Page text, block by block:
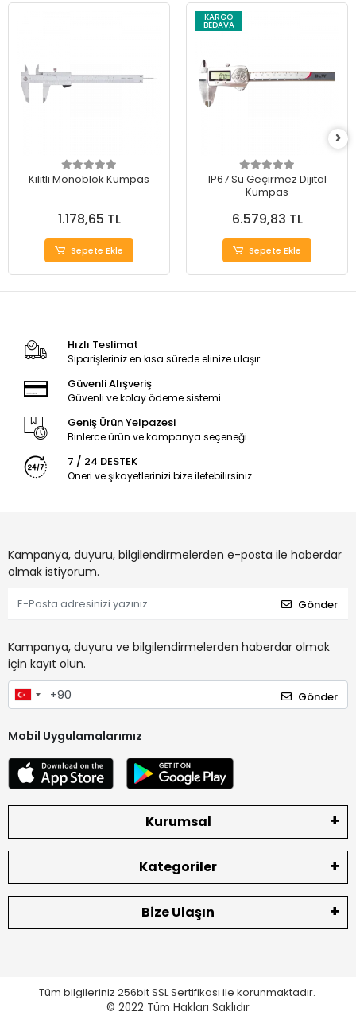
Kilitli Monoblok Kumpas
1.178,65 TL
Sepete Ekle
KARGO
BEDAVA
IP67 Su Geçirmez Dijital
Kumpas
6.579,83 TL
Sepete Ekle
Hızlı Teslimat
Siparişleriniz en kısa sürede elinize ulaşır.
Güvenli Alışveriş
Güvenli ve kolay ödeme sistemi
Geniş Ürün Yelpazesi
Binlerce ürün ve kampanya seçeneği
7 / 24 DESTEK
Öneri ve şikayetlerinizi bize iletebilirsiniz.
Kampanya, duyuru, bilgilendirmelerden e-posta ile haberdar
olmak istiyorum.
Gönder
Kampanya, duyuru ve bilgilendirmelerden haberdar olmak
için kayıt olun.
Gönder
Mobil Uygulamalarımız
Kurumsal
Kategoriler
Bize Ulaşın
Tüm bilgileriniz 256bit SSL Sertifikası ile korunmaktadır.
© 2022 Tüm Hakları Saklıdır